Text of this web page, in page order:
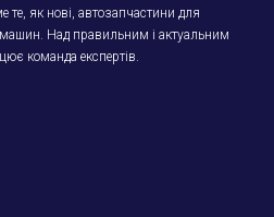
те, як нові, автозапчастини для
машин. Над правильним і актуальним
команда експертів.